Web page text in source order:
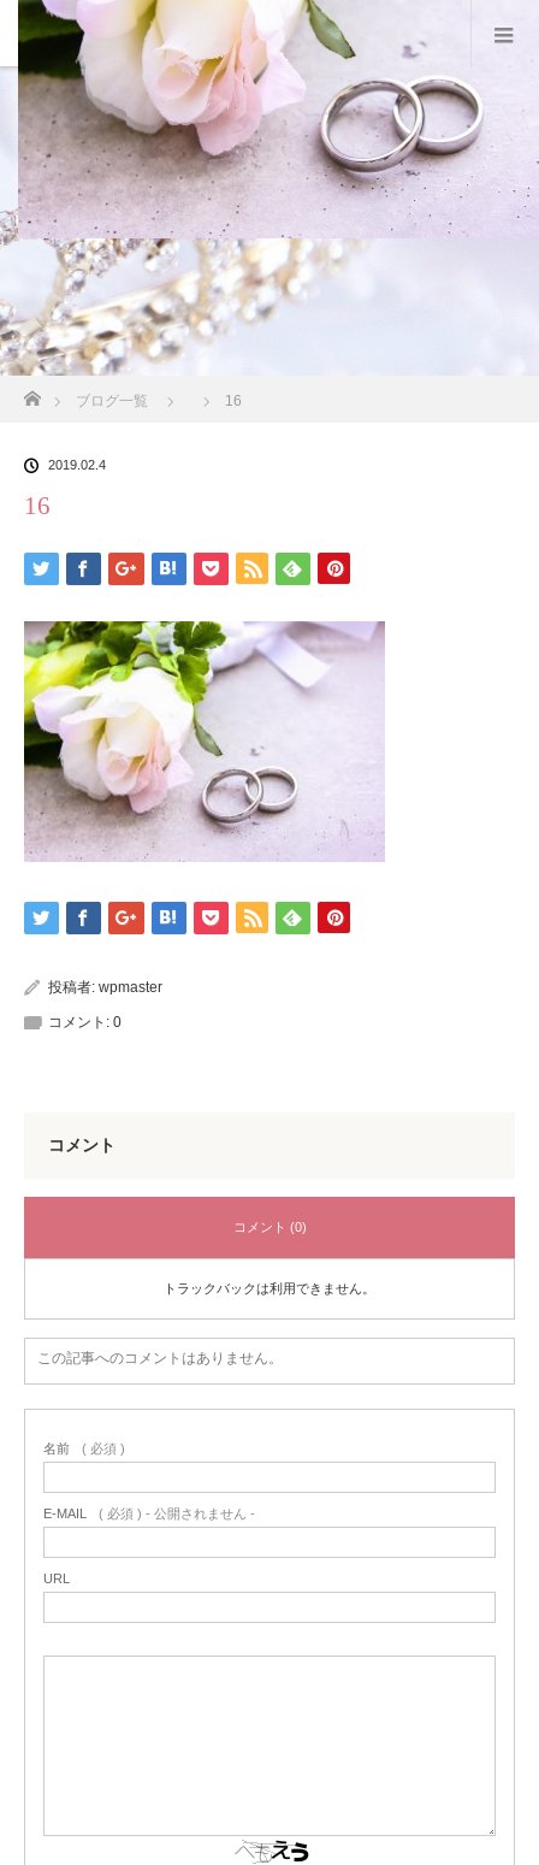
スタッフブログ
ブログ一覧 16
2019.02.4
16
投稿者: wpmaster
コメント: 0
コメント
コメント (0)
トラックバックは利用できません。
この記事へのコメントはありません。
名前 ( 必須 )
E-MAIL ( 必須 ) - 公開されません -
URL